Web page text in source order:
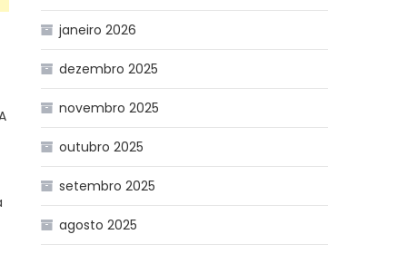
janeiro 2026
dezembro 2025
novembro 2025
outubro 2025
setembro 2025
agosto 2025